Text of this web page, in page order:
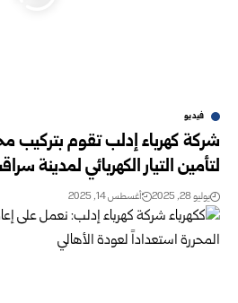
فيديو
شركة كهرباء إدلب تقوم بتركيب
لتأمين التيار الكهربائي لمدينة
يوليو 28, 2025 أغسطس 14, 2025